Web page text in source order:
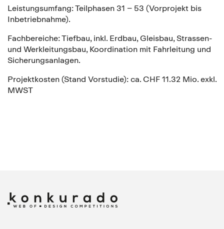
Leistungsumfang: Teilphasen 31 – 53 (Vorprojekt bis
Inbetriebnahme).
Fachbereiche: Tiefbau, inkl. Erdbau, Gleisbau, Strassen-
und Werkleitungsbau, Koordination mit Fahrleitung und
Sicherungsanlagen.
Projektkosten (Stand Vorstudie): ca. CHF 11.32 Mio. exkl.
MWST